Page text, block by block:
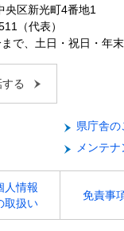
区新光町4番地1
（代表）
で、土日・祝日・年末
る
県庁舎の
メンテナ
人情報
取扱い
免責事